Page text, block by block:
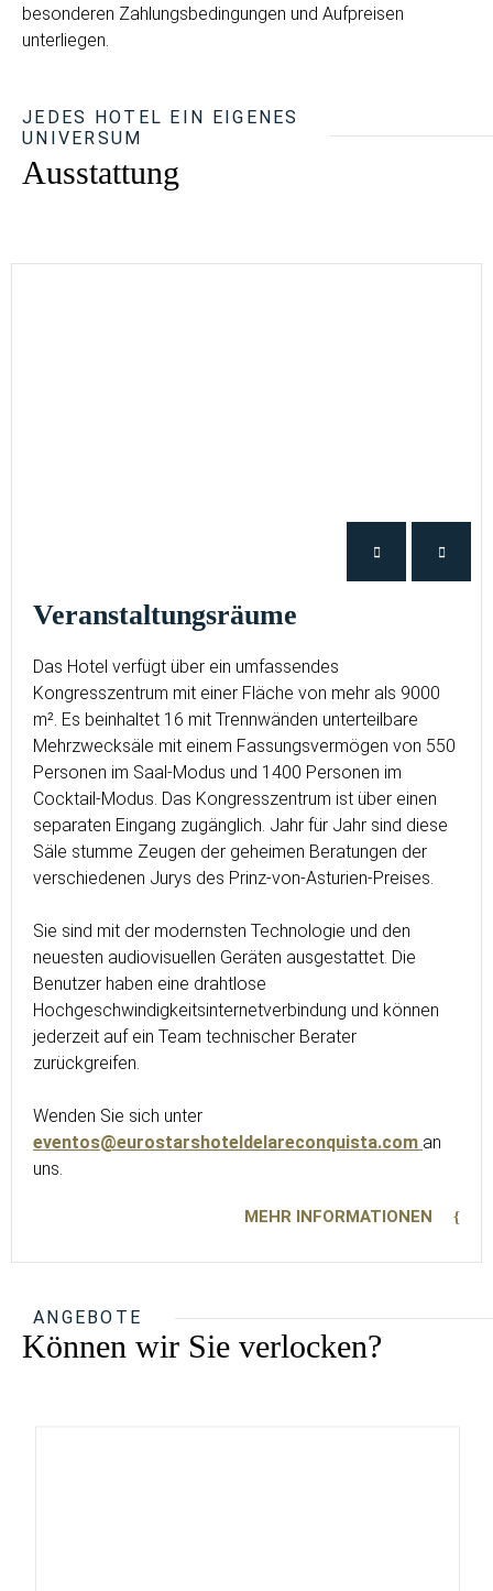
besonderen Zahlungsbedingungen und Aufpreisen
unterliegen.
JEDES HOTEL EIN EIGENES
UNIVERSUM
Ausstattung
Veranstaltungsräume
Das Hotel verfügt über ein umfassendes
Kongresszentrum mit einer Fläche von mehr als 9000
m². Es beinhaltet 16 mit Trennwänden unterteilbare
Mehrzwecksäle mit einem Fassungsvermögen von 550
Personen im Saal-Modus und 1400 Personen im
Cocktail-Modus. Das Kongresszentrum ist über einen
separaten Eingang zugänglich. Jahr für Jahr sind diese
Säle stumme Zeugen der geheimen Beratungen der
verschiedenen Jurys des Prinz-von-Asturien-Preises.
Sie sind mit der modernsten Technologie und den
neuesten audiovisuellen Geräten ausgestattet. Die
Benutzer haben eine drahtlose
Hochgeschwindigkeitsinternetverbindung und können
jederzeit auf ein Team technischer Berater
zurückgreifen.
Wenden Sie sich unter
eventos@eurostarshoteldelareconquista.com an
uns.
MEHR INFORMATIONEN
ANGEBOTE
Können wir Sie verlocken?